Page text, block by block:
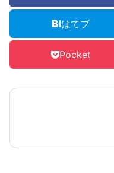
はてブ
Pocket